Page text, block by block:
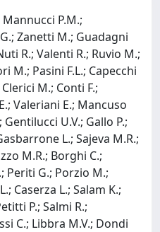
P.M.;
Zanetti M.; Guadagni
R.; Valenti R.; Ruvio M.;
M.; Pasini F.L.; Capecchi
M.; Conti F.;
Valeriani E.; Mancuso
U.V.; Gallo P.;
L.; Sajeva M.R.;
M.R.; Borghi C.;
Periti G.; Porzio M.;
Caserza L.; Salam K.;
P.; Salmi R.;
C.; Libbra M.V.; Dondi